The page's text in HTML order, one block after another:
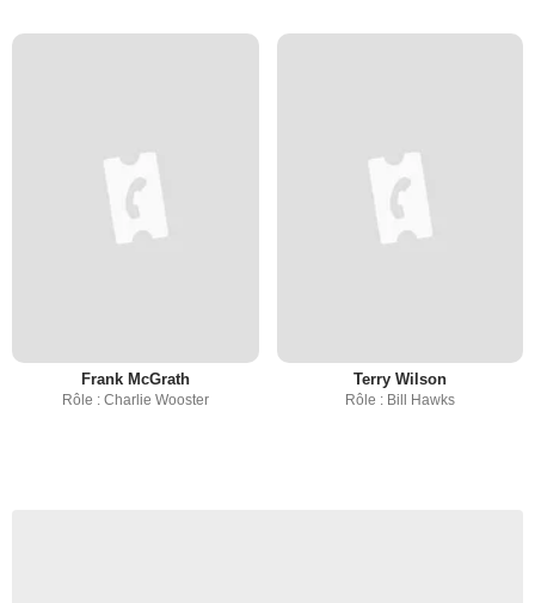
Frank McGrath
Rôle : Charlie Wooster
Terry Wilson
Rôle : Bill Hawks